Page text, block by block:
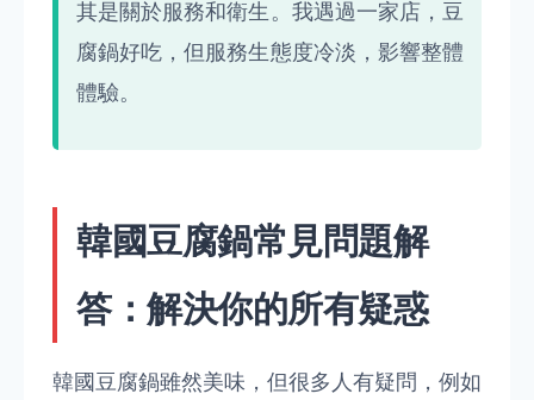
其是關於服務和衛生。我遇過一家店，豆
腐鍋好吃，但服務生態度冷淡，影響整體
體驗。
韓國豆腐鍋常見問題解
答：解決你的所有疑惑
韓國豆腐鍋雖然美味，但很多人有疑問，例如